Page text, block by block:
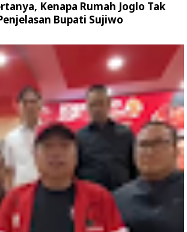
Kenapa Rumah Joglo Tak
Bupati Sujiwo